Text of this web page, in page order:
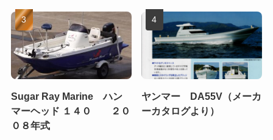
Sugar Ray Marine ハン
マーヘッド １４０ ２０
０８年式
ヤンマー DA55V（メーカ
ーカタログより）